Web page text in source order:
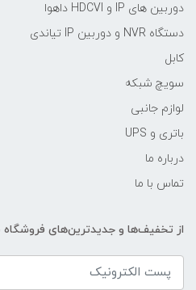
دوربین های IP و HDCVI داهوا
دستگاه NVR و دوربین IP تیاندی
کابل
سویچ شبکه
لوازم جانبی
باتری و UPS
درباره ما
تماس با ما
از تخفیف‌ها و جدیدترین‌های فروشگاه